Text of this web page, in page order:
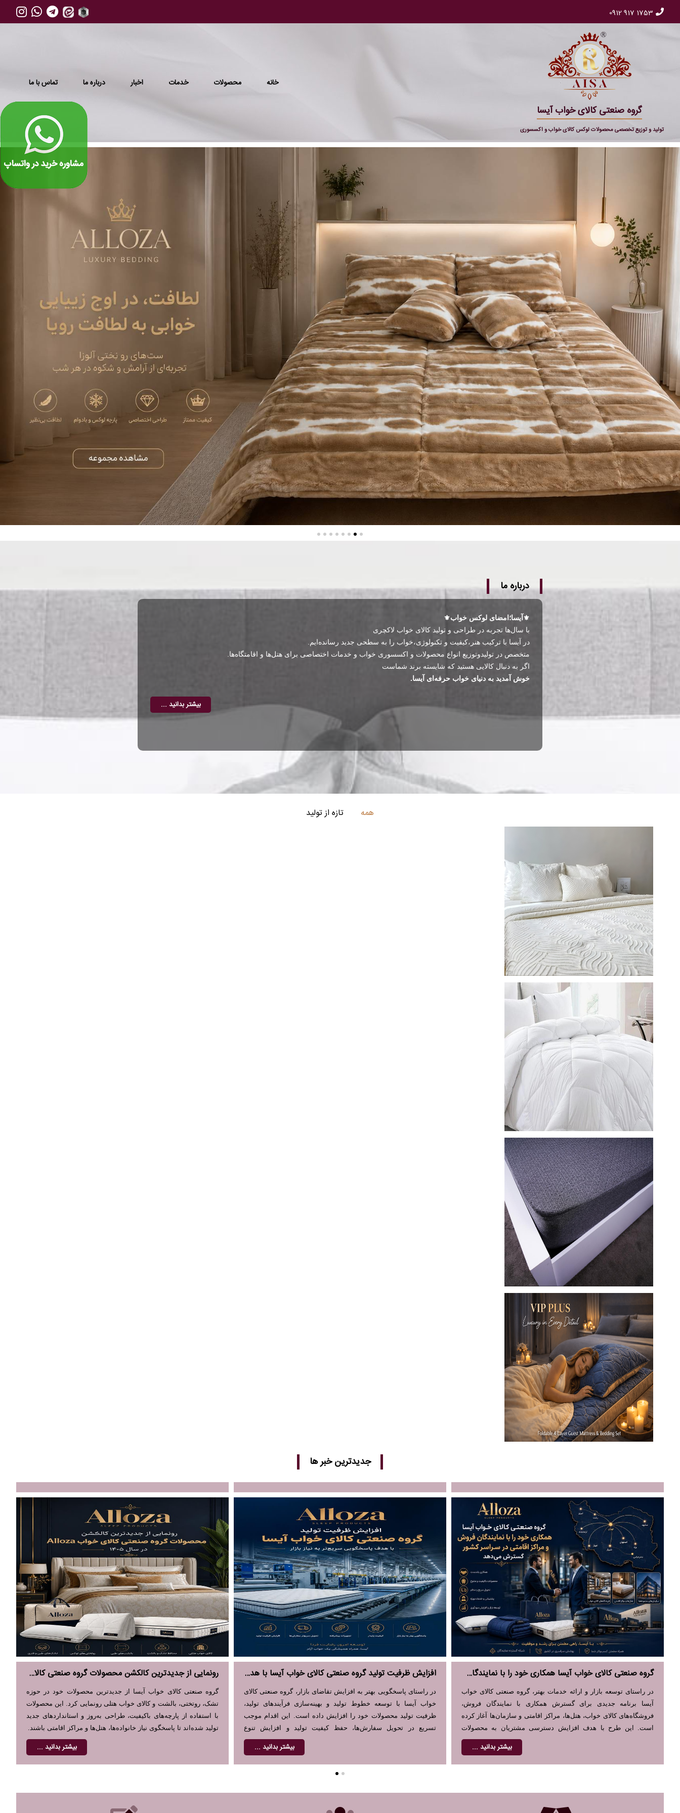
0912 917 1753
گروه صنعتی کالای خواب آیسا
تولید و توزیع تخصصی محصولات لوکس کالای خواب و اکسسوری
خانه محصولات خدمات اخبار درباره ما تماس با ما
درباره ما
⚜️آیسا؛امضای لوکس خواب⚜️
با سال‌ها تجربه در طراحی و تولید کالای خواب لاکچری
در آیسا با ترکیب هنر،کیفیت و تکنولوژی،خواب را به سطحی جدید رسانده‌ایم.
متخصص در تولیدوتوزیع انواع محصولات و اکسسوری خواب و خدمات اختصاصی برای هتل‌ها و اقامتگاه‌ها.
اگر به‌ دنبال کالایی هستید که شایسته برند شماست
خوش آمدید به دنیای خواب حرفه‌ای آیسا.
بیشتر بدانید ...
همه تازه از تولید
جدیدترین خبر ها
گروه صنعتی کالای خواب آیسا همکاری خود را با نمایندگان فروش و مراکز اقامتی در سراسر کشور گسترش می‌دهد
در راستای توسعه بازار و ارائه خدمات بهتر، گروه صنعتی کالای خواب
آیسا برنامه جدیدی برای گسترش همکاری با نمایندگان فروش،
فروشگاه‌های کالای خواب، هتل‌ها، مراکز اقامتی و سازمان‌ها آغاز کرده
است. این طرح با هدف افزایش دسترسی مشتریان به محصولات
بیشتر بدانید ...
افزایش ظرفیت تولید گروه صنعتی کالای خواب آیسا با هدف پاسخگویی سریع‌تر به نیاز بازار
در راستای پاسخگویی بهتر به افزایش تقاضای بازار، گروه صنعتی کالای
خواب آیسا با توسعه خطوط تولید و بهینه‌سازی فرآیندهای تولید،
ظرفیت تولید محصولات خود را افزایش داده است. این اقدام موجب
تسریع در تحویل سفارش‌ها، حفظ کیفیت تولید و افزایش تنوع
بیشتر بدانید ...
رونمایی از جدیدترین کالکشن محصولات گروه صنعتی کالای خواب آیسا در سال ۱۴۰۵
گروه صنعتی کالای خواب آیسا از جدیدترین محصولات خود در حوزه
تشک، روتختی، بالشت و کالای خواب هتلی رونمایی کرد. این محصولات
با استفاده از پارچه‌های باکیفیت، طراحی به‌روز و استانداردهای جدید
تولید شده‌اند تا پاسخگوی نیاز خانواده‌ها، هتل‌ها و مراکز اقامتی باشند.
بیشتر بدانید ...